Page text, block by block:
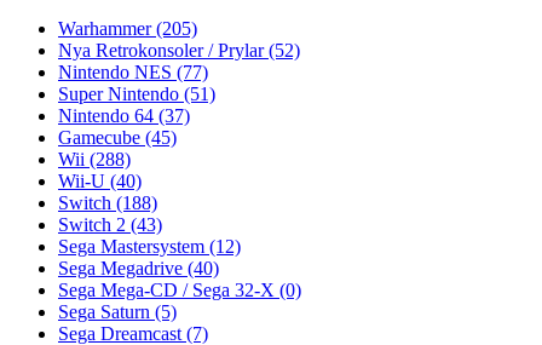
Warhammer(205)
Nya Retrokonsoler / Prylar(52)
Nintendo NES (77)
Super Nintendo (51)
Nintendo 64 (37)
Gamecube (45)
Wii (288)
Wii-U (40)
Switch (188)
Switch 2 (43)
Sega Mastersystem (12)
Sega Megadrive (40)
Sega Mega-CD / Sega 32-X (0)
Sega Saturn (5)
Sega Dreamcast (7)